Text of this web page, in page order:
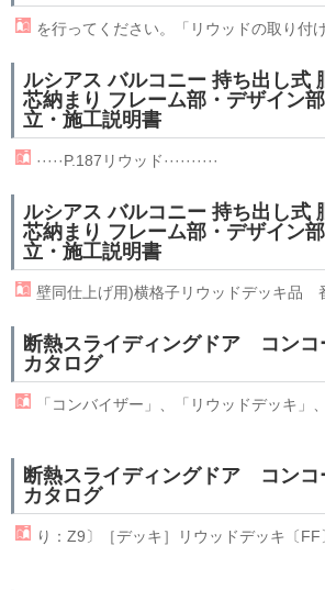
を行ってください。「 リウッドの取り付
ルシアス バルコニー 持ち出し式
芯納まり フレーム部・デザイン
立・施工説明書
·····P.187 リウッド··········
ルシアス バルコニー 持ち出し式
芯納まり フレーム部・デザイン
立・施工説明書
壁同仕上げ用)横格子リウッドデッキ品
断熱スライディングドア コン
カタログ
「コンバイザー」、「 リウッドデッキ」
断熱スライディングドア コン
カタログ
り：Z9〕［デッキ］ リウッドデッキ〔FF